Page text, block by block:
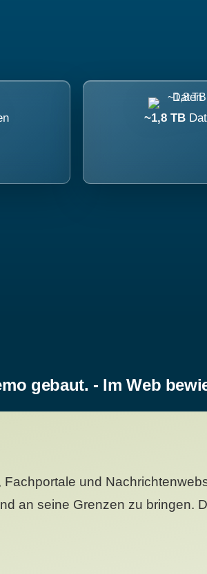
~1,8 TB
gebaut. - Im Web
und
an seine Grenzen zu bringen.